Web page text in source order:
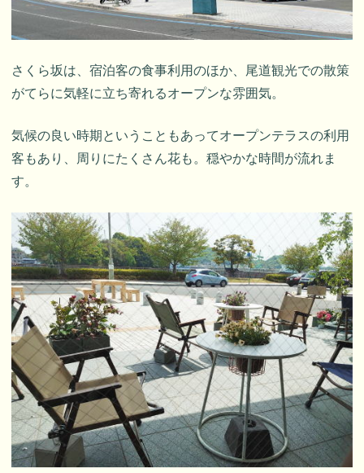
さくら坂は、宿泊客の食事利用のほか、尾道観光での散策
がてらに気軽に立ち寄れるオープンな雰囲気。
気候の良い時期ということもあってオープンテラスの利用
客もあり、周りにたくさん花も。穏やかな時間が流れま
す。